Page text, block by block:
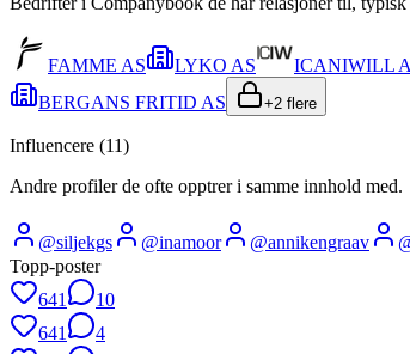
FAMME AS LYKO AS ICANIWILL
BERGANS FRITID AS
+2 flere
Influencere (11)
Andre profiler de ofte opptrer i samme innhold med.
@siljekgs @inamoor @annikengraav
Topp-poster
641
10
641
4